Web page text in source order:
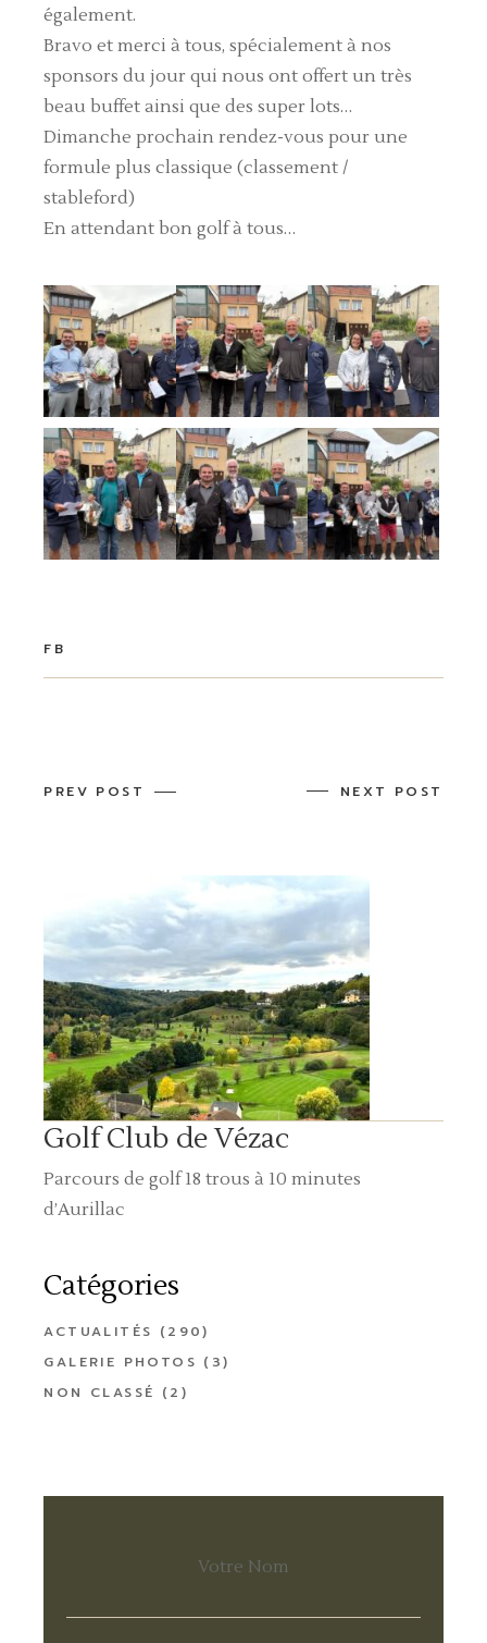
également.
Bravo et merci à tous, spécialement à nos
sponsors du jour qui nous ont offert un très
beau buffet ainsi que des super lots…
Dimanche prochain rendez-vous pour une
formule plus classique (classement /
stableford)
En attendant bon golf à tous…
FB
PREV POST NEXT POST
Golf Club de Vézac
Parcours de golf 18 trous à 10 minutes
d’Aurillac
Catégories
ACTUALITÉS (290)
GALERIE PHOTOS (3)
NON CLASSÉ (2)
Votre Nom